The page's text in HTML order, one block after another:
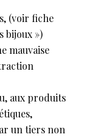
(voir fiche
bijoux »)
mauvaise
aux produits
un tiers non